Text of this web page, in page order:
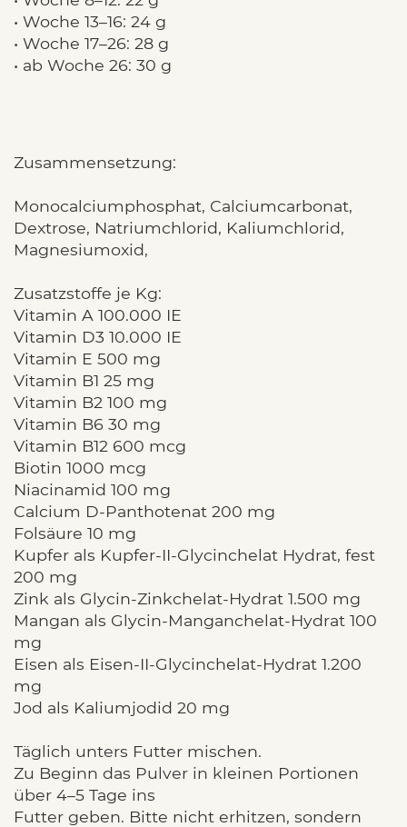
• Woche 13–16: 24 g
• Woche 17–26: 28 g
• ab Woche 26: 30 g
Zusammensetzung:
Monocalciumphosphat, Calciumcarbonat,
Dextrose, Natriumchlorid, Kaliumchlorid,
Magnesiumoxid,
Zusatzstoffe je Kg:
Vitamin A 100.000 IE
Vitamin D3 10.000 IE
Vitamin E 500 mg
Vitamin B1 25 mg
Vitamin B2 100 mg
Vitamin B6 30 mg
Vitamin B12 600 mcg
Biotin 1000 mcg
Niacinamid 100 mg
Calcium D-Panthotenat 200 mg
Folsäure 10 mg
Kupfer als Kupfer-II-Glycinchelat Hydrat, fest
200 mg
Zink als Glycin-Zinkchelat-Hydrat 1.500 mg
Mangan als Glycin-Manganchelat-Hydrat 100
mg
Eisen als Eisen-II-Glycinchelat-Hydrat 1.200
mg
Jod als Kaliumjodid 20 mg
Täglich unters Futter mischen.
Zu Beginn das Pulver in kleinen Portionen
über 4–5 Tage ins
Futter geben. Bitte nicht erhitzen, sondern